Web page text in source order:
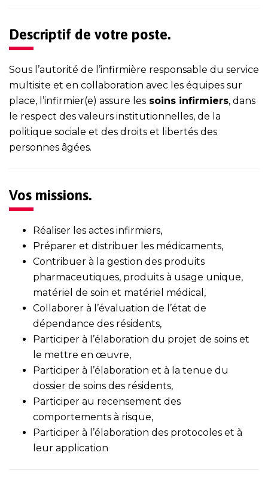
Descriptif de votre poste.
Sous l’autorité de l’infirmière responsable du service
multisite et en collaboration avec les équipes sur
place, l’infirmier(e) assure les soins infirmiers, dans
le respect des valeurs institutionnelles, de la
politique sociale et des droits et libertés des
personnes âgées.
Vos missions.
Réaliser les actes infirmiers,
Préparer et distribuer les médicaments,
Contribuer à la gestion des produits
pharmaceutiques, produits à usage unique,
matériel de soin et matériel médical,
Collaborer à l’évaluation de l’état de
dépendance des résidents,
Participer à l’élaboration du projet de soins et
le mettre en œuvre,
Participer à l’élaboration et à la tenue du
dossier de soins des résidents,
Participer au recensement des
comportements à risque,
Participer à l’élaboration des protocoles et à
leur application